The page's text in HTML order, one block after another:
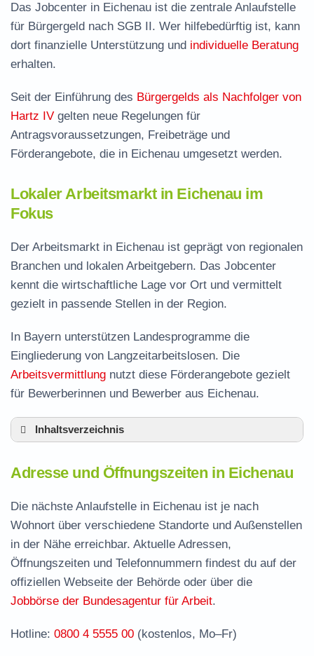
Das Jobcenter in Eichenau ist die zentrale Anlaufstelle
für Bürgergeld nach SGB II. Wer hilfebedürftig ist, kann
dort finanzielle Unterstützung und individuelle Beratung
erhalten.
Seit der Einführung des Bürgergelds als Nachfolger von
Hartz IV gelten neue Regelungen für
Antragsvoraussetzungen, Freibeträge und
Förderangebote, die in Eichenau umgesetzt werden.
Lokaler Arbeitsmarkt in Eichenau im
Fokus
Der Arbeitsmarkt in Eichenau ist geprägt von regionalen
Branchen und lokalen Arbeitgebern. Das Jobcenter
kennt die wirtschaftliche Lage vor Ort und vermittelt
gezielt in passende Stellen in der Region.
In Bayern unterstützen Landesprogramme die
Eingliederung von Langzeitarbeitslosen. Die
Arbeitsvermittlung nutzt diese Förderangebote gezielt
für Bewerberinnen und Bewerber aus Eichenau.
Inhaltsverzeichnis
Leistungen der Arbeitsvermittlung in Eichenau
Termin vereinbaren und Bürgergeld beantragen
Jobcenter Fürstenfeldbruck – zuständige
Stelle
Stellenangebote und Jobbörse in Eichenau
Häufige Fragen rund ums Jobcenter
Adresse und Öffnungszeiten in Eichenau
Die nächste Anlaufstelle in Eichenau ist je nach
Wohnort über verschiedene Standorte und Außenstellen
in der Nähe erreichbar. Aktuelle Adressen,
Öffnungszeiten und Telefonnummern findest du auf der
offiziellen Webseite der Behörde oder über die
Jobbörse der Bundesagentur für Arbeit.
Hotline: 0800 4 5555 00 (kostenlos, Mo–Fr)